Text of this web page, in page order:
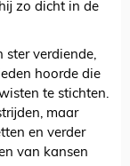
zo dicht in de
ster verdiende,
hoorde die
te stichten.
maar
en verder
van kansen